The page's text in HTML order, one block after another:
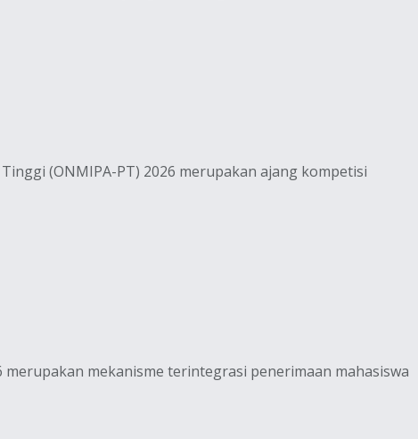
(ONMIPA-PT) 2026 merupakan ajang kompetisi
merupakan mekanisme terintegrasi penerimaan mahasiswa